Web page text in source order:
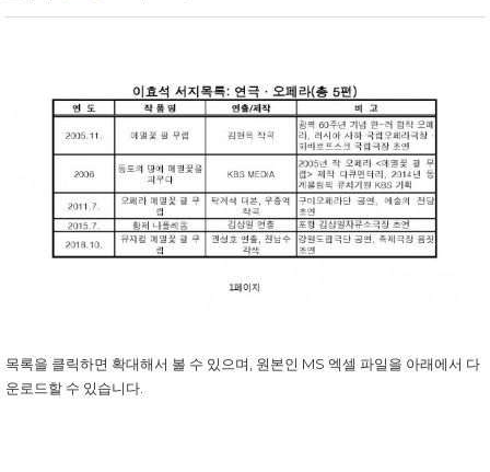
목록을 클릭하면 확대해서 볼 수 있으며, 원본인 MS 엑셀 파일을 아래에서 다
운로드할 수 있습니다.